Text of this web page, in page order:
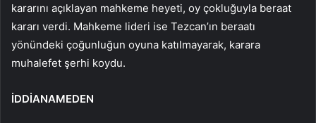
kararını açıklayan mahkeme heyeti, oy çokluğuyla beraat
kararı verdi. Mahkeme lideri ise Tezcan’ın beraatı
yönündeki çoğunluğun oyuna katılmayarak, karara
muhalefet şerhi koydu.
İDDİANAMEDEN